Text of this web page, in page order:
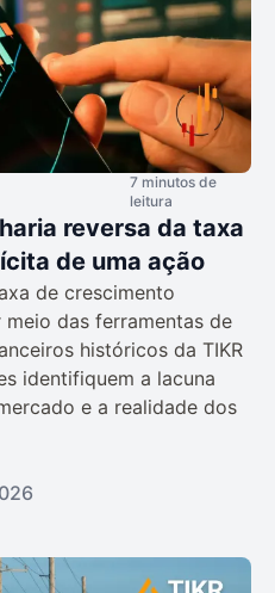
7 minutos de
leitura
reversa da taxa
de uma ação
de crescimento
das ferramentas de
históricos da TIKR
identifiquem a lacuna
e a realidade dos